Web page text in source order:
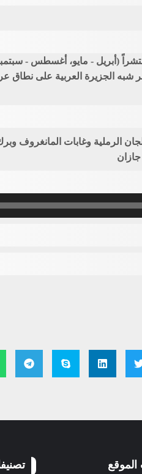
(أبريل - مايو، أغسطس -
شبه الجزيرة العربية على
الرملية وغابات المانغروف